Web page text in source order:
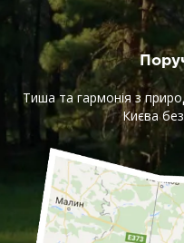
Тиша та гармонія з
Києва